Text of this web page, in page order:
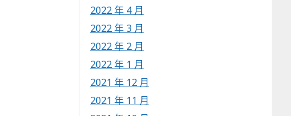
2022 年 4 月
2022 年 3 月
2022 年 2 月
2022 年 1 月
2021 年 12 月
2021 年 11 月